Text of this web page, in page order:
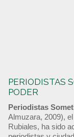
PERIODISTAS
PODER
Periodistas
Almuzara, 2009),
Rubiales, ha sido